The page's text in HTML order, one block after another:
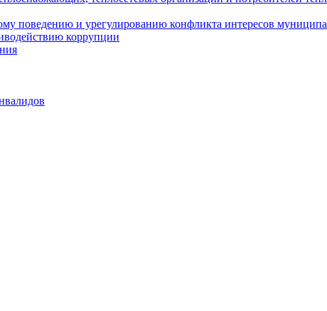
поведению и урегулированию конфликта интересов
коррупции